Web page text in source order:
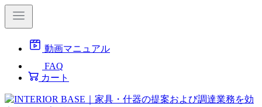
動画マニュアル
FAQ
カート